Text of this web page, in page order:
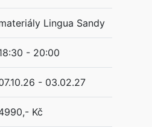
Lingua Sandy
- 20:00
- 03.02.27
Kč